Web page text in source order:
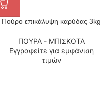
Πούρο επικάλυψη καρύδας 3kg
ΠΟΥΡΑ - ΜΠΙΣΚΟΤΑ
Εγγραφείτε για εμφάνιση
τιμών